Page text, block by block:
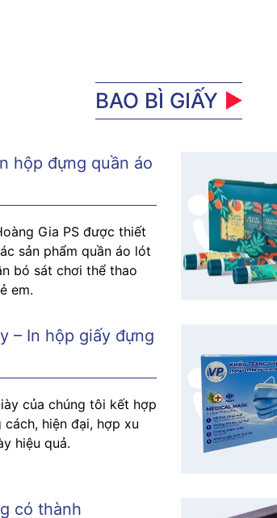
BAO BÌ GIẤY
hộp đựng quần áo
Gia PS được thiết
sản phẩm quần áo lót
bó sát chơi thể thao
em.
– In hộp giấy đựng
của chúng tôi kết hợp
hiện đại, hợp xu
hiệu quả.
có thành